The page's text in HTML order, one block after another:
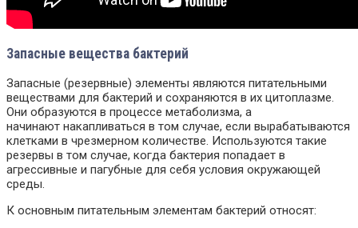
Запасные вещества бактерий
Запасные (резервные) элементы являются питательными
веществами для бактерий и сохраняются в их цитоплазме.
Они образуются в процессе метаболизма, а
начинают накапливаться в том случае, если вырабатываются
клетками в чрезмерном количестве. Используются такие
резервы в том случае, когда бактерия попадает в
агрессивные и пагубные для себя условия окружающей
среды.
К основным питательным элементам бактерий относят: